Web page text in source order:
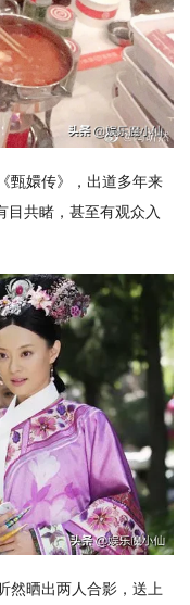
甄嬛传》，出道多年来
目共睹，甚至有观众入
然晒出两人合影，送上